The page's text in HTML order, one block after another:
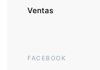
Ventas
FACEBOOK